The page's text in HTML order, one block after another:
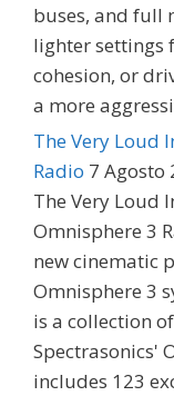
buses, and full
lighter settings
cohesion, or
a more
The Very Loud
Radio 7 Agosto
The Very Loud
Omnisphere 3
new cinematic
Omnisphere 3
is a collection
Spectrasonics'
includes 123